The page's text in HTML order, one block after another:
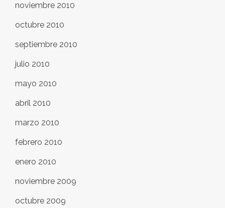
noviembre 2010
octubre 2010
septiembre 2010
julio 2010
mayo 2010
abril 2010
marzo 2010
febrero 2010
enero 2010
noviembre 2009
octubre 2009